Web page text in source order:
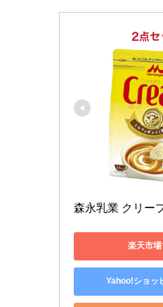
森永乳業 クリー
楽天市
Yahoo!ショッ